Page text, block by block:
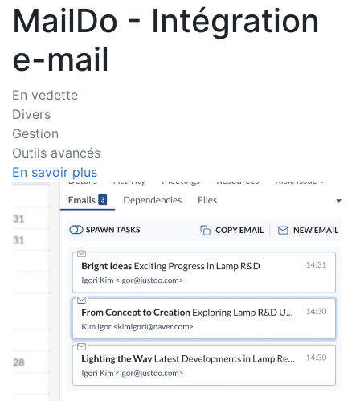
MailDo - Intégration
e-mail
En vedette
Divers
Gestion
Outils avancés
En savoir plus